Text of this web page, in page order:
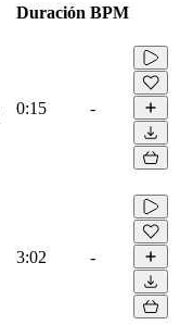
Duración BPM
0:15 -
3:02 -